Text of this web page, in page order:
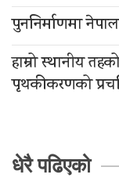
पुननिर्माणमा
हाम्रो स्थानीय
पृथकीकरणको
धेरै पढिएको